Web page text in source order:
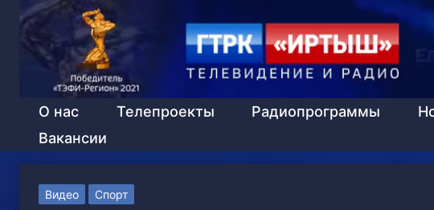
О нас Телепроекты Радиопрограммы
Вакансии
Видео Спорт